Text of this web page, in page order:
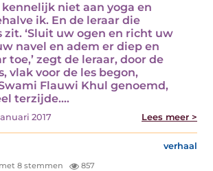
niet aan yoga en
ik. En de leraar die
zit. ‘Sluit uw ogen en richt uw
navel en adem er diep en
toe,’ zegt de leraar, door de
vlak voor de les begon,
Flauwi Khul genoemd,
terzijde.…
2017 Lees meer >
verhaal
8 stemmen 857